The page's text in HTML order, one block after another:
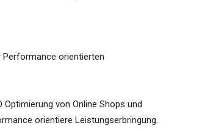
Performance orientierten
Optimierung von Online Shops und
orientiere Leistungserbringung.